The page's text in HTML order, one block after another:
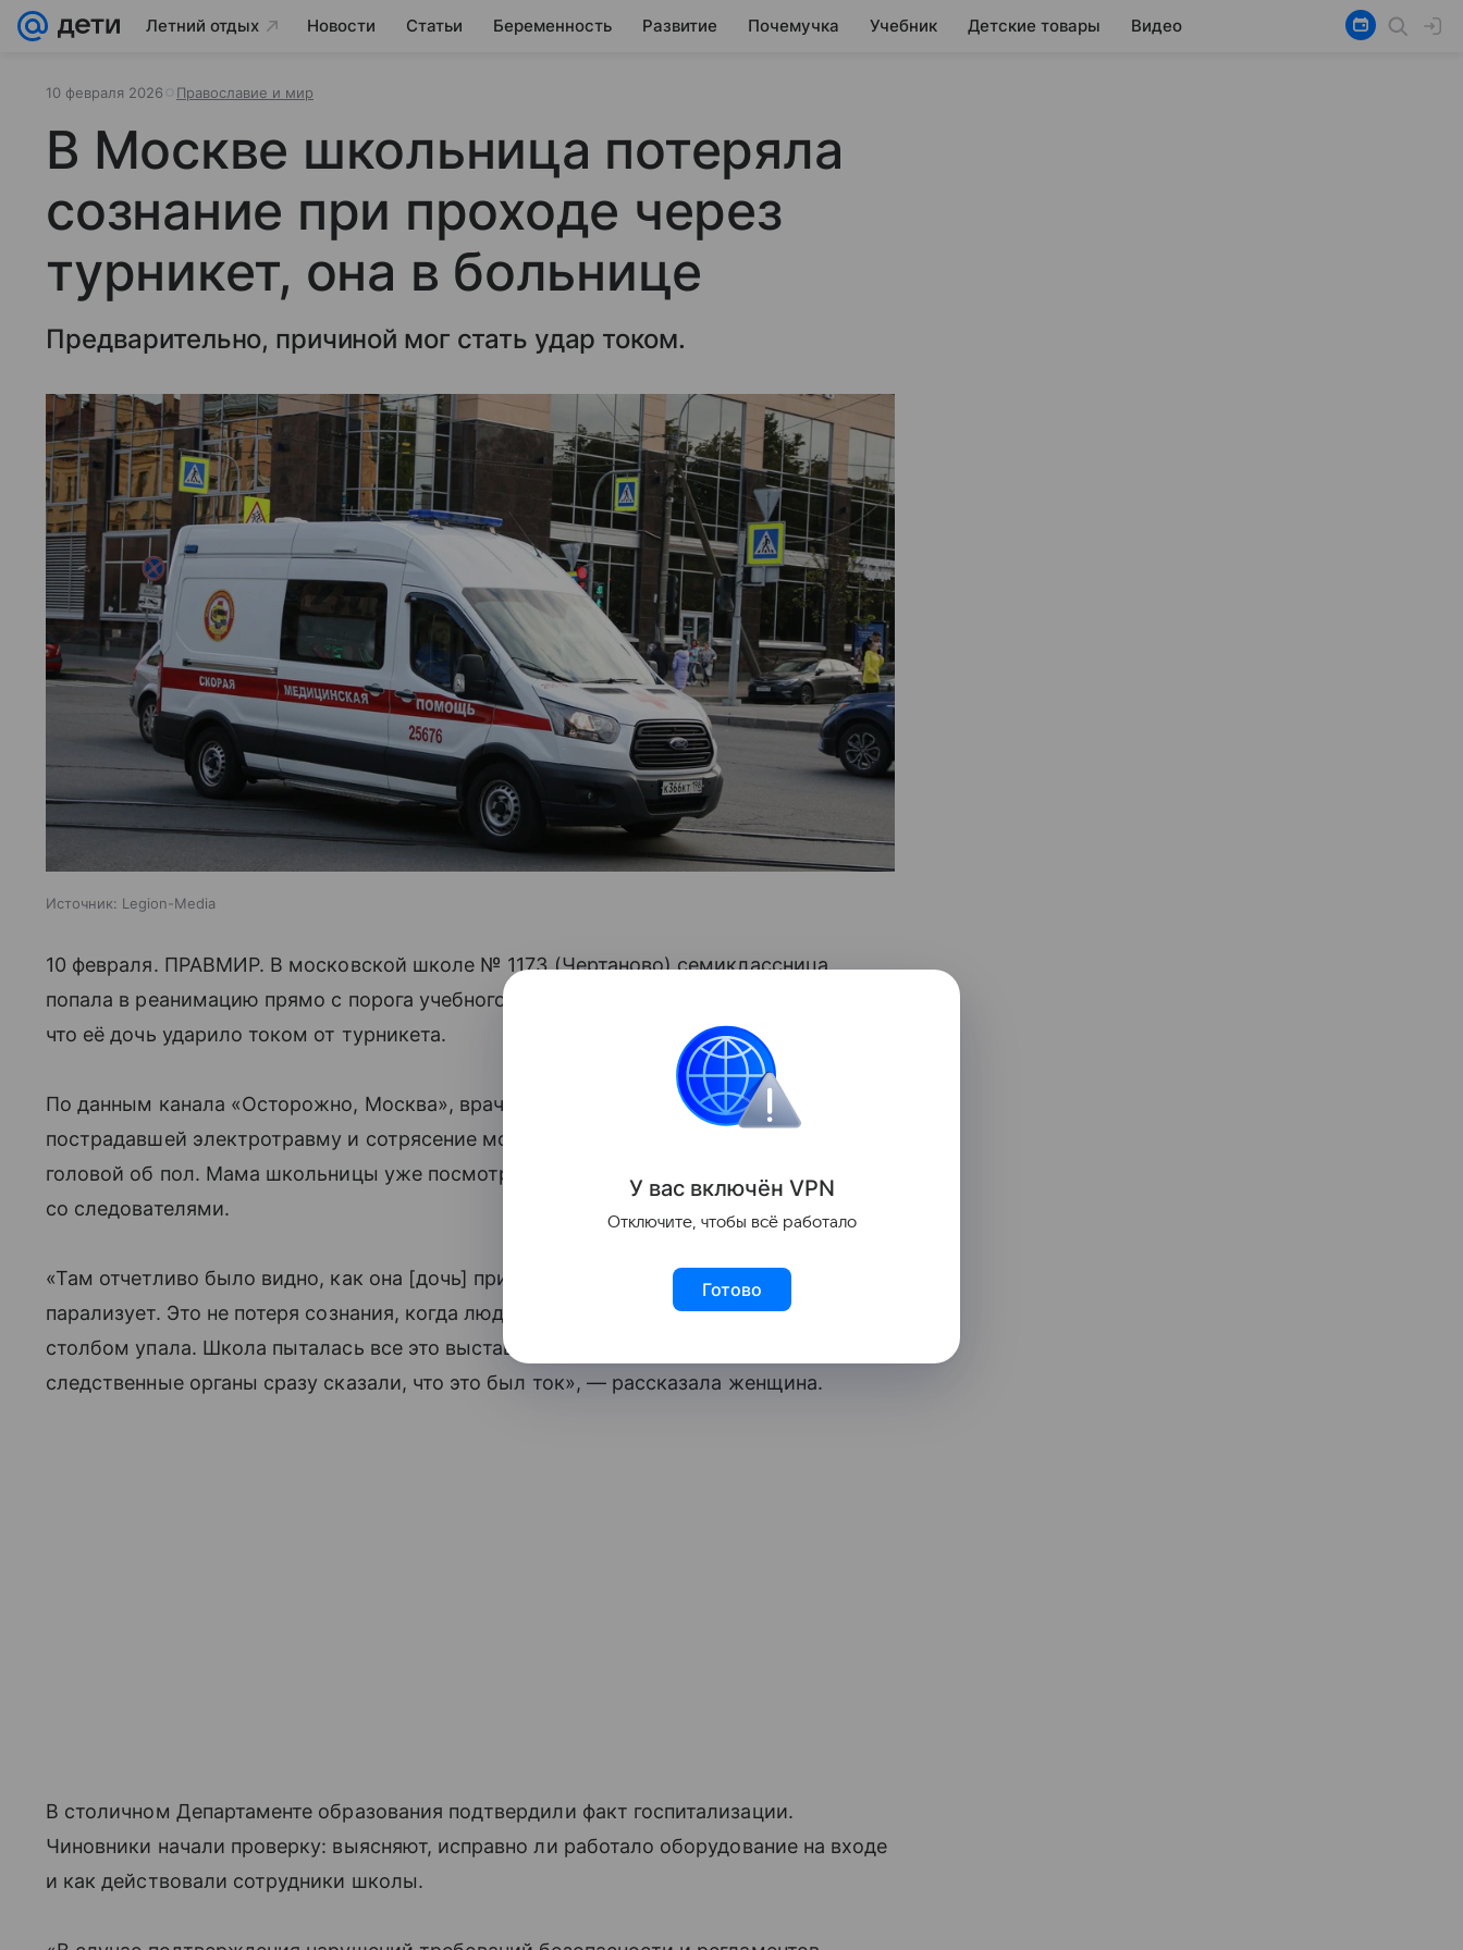
Летний отдых Новости Статьи Беременность Развитие Почемучка Учебник Детские товары Видео
10 февраля 2026 Православие и мир
В Москве школьница потеряла
сознание при проходе через
турникет, она в больнице
Предварительно, причиной мог стать удар током.
Источник: Legion-Media
10 февраля. ПРАВМИР. В московской школе № 1173 (Чертаново) семиклассница
попала в реанимацию прямо с порога учебного заведения. Мать девочки утверждает,
что её дочь ударило током от турникета.
По данным канала «Осторожно, Москва», врачи предварительно диагностировали у
пострадавшей электротравму и сотрясение мозга — потеряв сознание, она ударилась
головой об пол. Мама школьницы уже посмотрела видео с камер наблюдения вместе
со следователями.
«Там отчетливо было видно, как она [дочь] прикладывает карту к турникету и ее
парализует. Это не потеря сознания, когда люди постепенно обтекают и падают, она
столбом упала. Школа пыталась все это выставить, как потерю сознания, но
следственные органы сразу сказали, что это был ток», — рассказала женщина.
В столичном Департаменте образования подтвердили факт госпитализации.
Чиновники начали проверку: выясняют, исправно ли работало оборудование на входе
и как действовали сотрудники школы.
У вас включён VPN
Отключите, чтобы всё работало
Готово